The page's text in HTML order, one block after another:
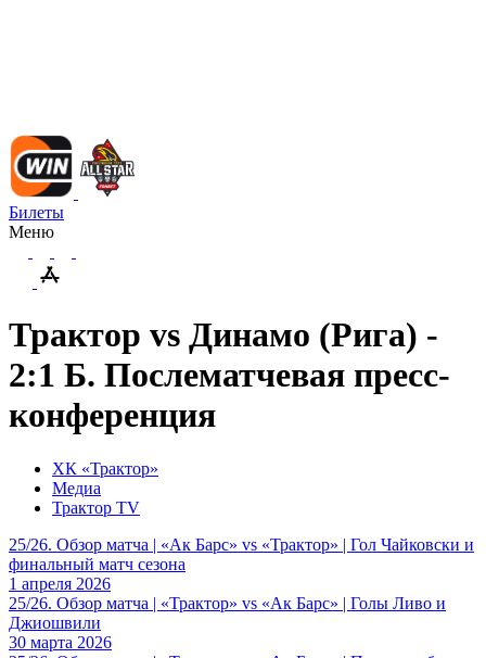
Билеты
Меню
Трактор vs Динамо (Рига) -
2:1 Б. Послематчевая пресс-
конференция
ХК «Трактор»
Медиа
Трактор TV
25/26. Обзор матча | «Ак Барс» vs «Трактор» | Гол Чайковски и
финальный матч сезона
1 апреля 2026
25/26. Обзор матча | «Трактор» vs «Ак Барс» | Голы Ливо и
Джиошвили
30 марта 2026